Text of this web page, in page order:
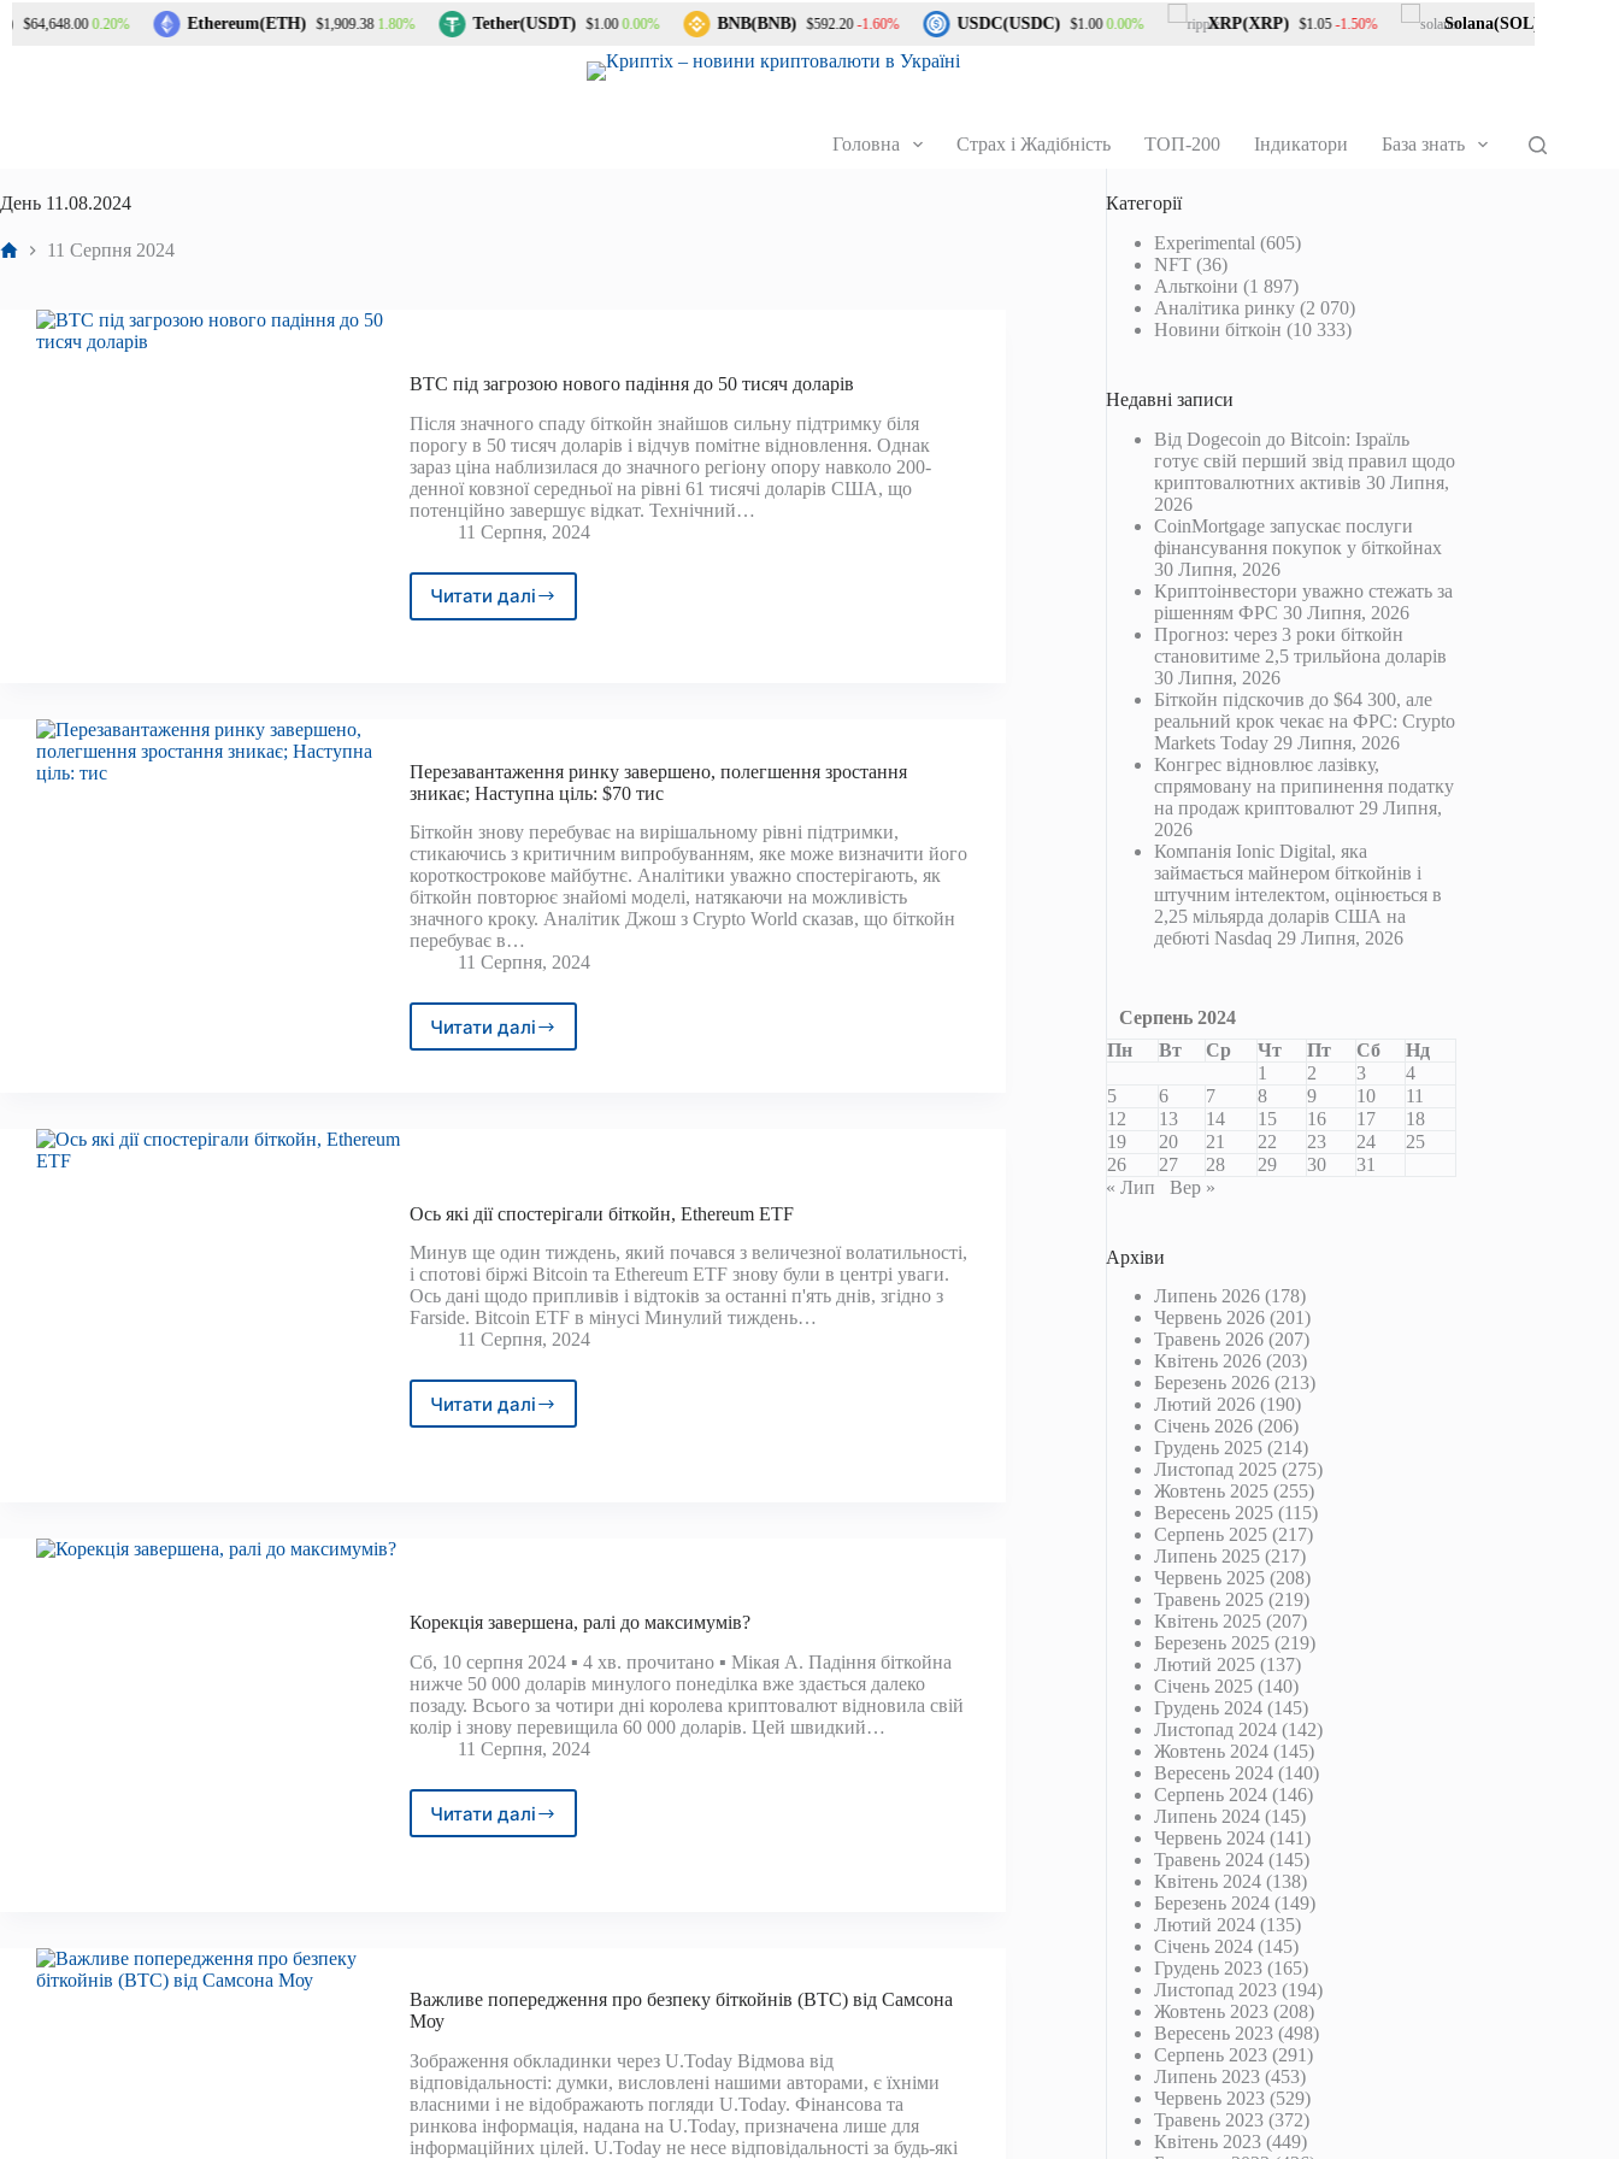
до$64,648.00 0.20% Ethereum(ETH) $1,909.38 1.80% Tether(USDT) $1.00 0.00% BNB(BNB) $592.20 -1.60% USDC(USDC) $1.00 0.00% XRP(XRP) $1.05 -1.50% Solana(SOL)
Головна Страх і Жадібність ТОП-200 Індикатори База знать
День 11.08.2024
Головна11 Серпня 2024
BTC під загрозою нового падіння до 50 тисяч доларів
Після значного спаду біткойн знайшов сильну підтримку біля
порогу в 50 тисяч доларів і відчув помітне відновлення. Однак
зараз ціна наблизилася до значного регіону опору навколо 200-
денної ковзної середньої на рівні 61 тисячі доларів США, що
потенційно завершує відкат. Технічний…
11 Серпня, 2024
Читати далі
BTC
під
тисяч
доларів
Перезавантаження ринку завершено, полегшення зростання
зникає; Наступна ціль: $70 тис
Біткойн знову перебуває на вирішальному рівні підтримки,
стикаючись з критичним випробуванням, яке може визначити його
короткострокове майбутнє. Аналітики уважно спостерігають, як
біткойн повторює знайомі моделі, натякаючи на можливість
значного кроку. Аналітик Джош з Crypto World сказав, що біткойн
перебуває в…
11 Серпня, 2024
Читати даліПерезавантаження
$70
Ось які дії спостерігали біткойн, Ethereum ETF
Минув ще один тиждень, який почався з величезної волатильності,
і спотові біржі Bitcoin та Ethereum ETF знову були в центрі уваги.
Ось дані щодо припливів і відтоків за останні п'ять днів, згідно з
Farside. Bitcoin ETF в мінусі Минулий тиждень…
11 Серпня, 2024
Читати далі
Ось
Корекція завершена, ралі до максимумів?
Сб, 10 серпня 2024 ▪ 4 хв. прочитано ▪ Мікая А. Падіння біткойна
нижче 50 000 доларів минулого понеділка вже здається далеко
позаду. Всього за чотири дні королева криптовалют відновила свій
колір і знову перевищила 60 000 доларів. Цей швидкий…
11 Серпня, 2024
Читати далі
Корекція
Важливе попередження про безпеку біткойнів (BTC) від Самсона
Моу
Зображення обкладинки через U.Today Відмова від
відповідальності: думки, висловлені нашими авторами, є їхніми
власними і не відображають погляди U.Today. Фінансова та
ринкова інформація, надана на U.Today, призначена лише для
інформаційних цілей. U.Today не несе відповідальності за будь-які
Категорії
Experimental (605)
NFT (36)
Альткоіни (1 897)
Аналітика ринку (2 070)
Новини біткоін (10 333)
Недавні записи
Від Dogecoin до Bitcoin: Ізраїль
готує свій перший звід правил щодо
криптовалютних активів 30 Липня,
2026
CoinMortgage запускає послуги
фінансування покупок у біткойнах
30 Липня, 2026
Криптоінвестори уважно стежать за
рішенням ФРС 30 Липня, 2026
Прогноз: через 3 роки біткойн
становитиме 2,5 трильйона доларів
30 Липня, 2026
Біткойн підскочив до $64 300, але
реальний крок чекає на ФРС: Crypto
Markets Today 29 Липня, 2026
Конгрес відновлює лазівку,
спрямовану на припинення податку
на продаж криптовалют 29 Липня,
2026
Компанія Ionic Digital, яка
займається майнером біткойнів і
штучним інтелектом, оцінюється в
2,25 мільярда доларів США на
дебюті Nasdaq 29 Липня, 2026
Серпень 2024
Пн
Вт Ср Чт Пт Сб
Нд
1
2 3
4
5
6 7 8 9 10
11
12
13 14 15 16 17
18
19
20 21 22 23 24
25
26
27 28 29 30
31
« Лип
Вер »
Архіви
Липень 2026 (178)
Червень 2026 (201)
Травень 2026 (207)
Квітень 2026 (203)
Березень 2026 (213)
Лютий 2026 (190)
Січень 2026 (206)
Грудень 2025 (214)
Листопад 2025 (275)
Жовтень 2025 (255)
Вересень 2025 (115)
Серпень 2025 (217)
Липень 2025 (217)
Червень 2025 (208)
Травень 2025 (219)
Квітень 2025 (207)
Березень 2025 (219)
Лютий 2025 (137)
Січень 2025 (140)
Грудень 2024 (145)
Листопад 2024 (142)
Жовтень 2024 (145)
Вересень 2024 (140)
Серпень 2024 (146)
Липень 2024 (145)
Червень 2024 (141)
Травень 2024 (145)
Квітень 2024 (138)
Березень 2024 (149)
Лютий 2024 (135)
Січень 2024 (145)
Грудень 2023 (165)
Листопад 2023 (194)
Жовтень 2023 (208)
Вересень 2023 (498)
Серпень 2023 (291)
Липень 2023 (453)
Червень 2023 (529)
Травень 2023 (372)
Квітень 2023 (449)